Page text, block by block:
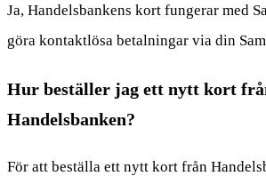
Ja, Handelsbankens kort fungerar med
göra kontaktlösa betalningar via din
Hur beställer jag ett nytt kort
Handelsbanken?
För att beställa ett nytt kort från